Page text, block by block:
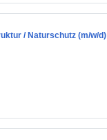
/ Naturschutz (m/w/d)